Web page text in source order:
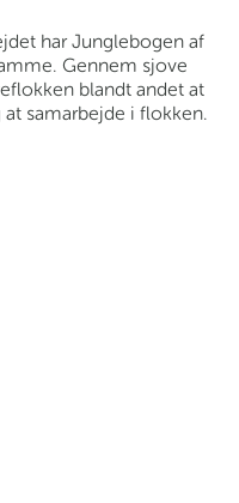
har Junglebogen af
Gennem sjove
blandt andet at
at samarbejde i flokken.